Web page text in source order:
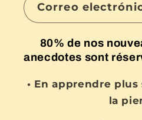
Correo
80% de nos
anecdotes sont
• En apprendre
la